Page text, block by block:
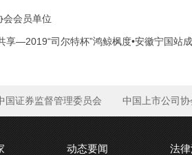
会会员单位
享—2019“司尔特杯”鸿鲸枫度•安徽宁国站
国证券监督管理委员会 中国上市公司协
动态要闻 法